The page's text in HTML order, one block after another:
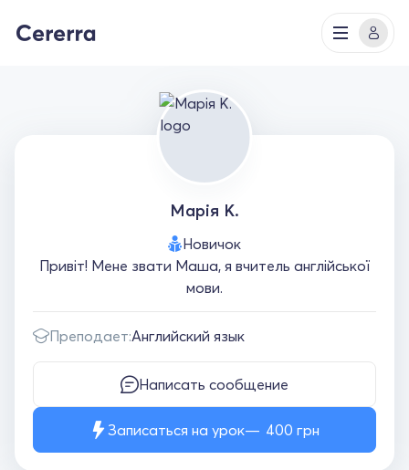
Марія К.
Новичок
Привіт! Мене звати Маша, я вчитель англійської
мови.
Преподает:Английский язык
Написать сообщение
Записаться на урок 400 грн